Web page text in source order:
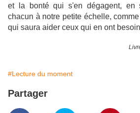
et la bonté qui s'en dégagent, en
chacun à notre petite échelle,
qui saura aider ceux qui en ont
#Lecture du moment
Partager